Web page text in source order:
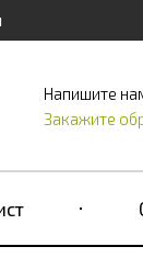
Напишите
Закажите